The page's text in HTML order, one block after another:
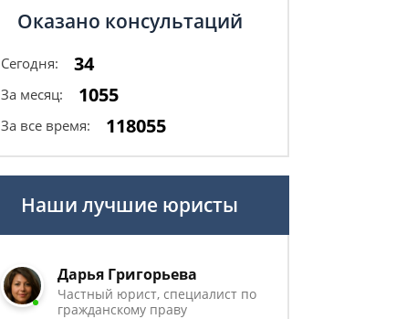
Оказано консультаций
Сегодня: 34
За месяц: 1055
За все время: 118055
Наши лучшие юристы
Дарья Григорьева
Частный юрист, специалист по
гражданскому праву